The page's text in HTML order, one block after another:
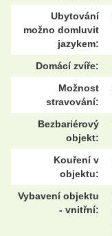
Ubytování
možno domluvit
jazykem:
Domácí zvíře:
Možnost
stravování:
Bezbariérový
objekt:
Kouření v
objektu:
Vybavení objektu
- vnitřní: